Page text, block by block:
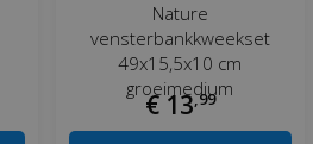
Nature
vensterbankkweekset
49x15,5x10 cm
groeimedium
€13,99